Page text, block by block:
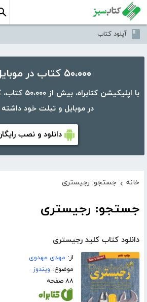
آپلود کتاب
۵۰،۰۰۰ کتاب در موبایل شما
با اپلیکیشن
در موبایل و تبلت خود
دانلود و نصب
خانه › جستجو: رجیستری
جستجو: رجیستری
دانلود کتاب کلید رجیستری
از: مهدی مهدوی
موضوع: ویندوز
۸۸ صفحه